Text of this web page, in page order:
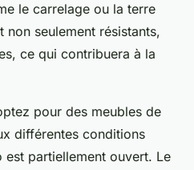
le carrelage ou la terre
non seulement résistants,
ce qui contribuera à la
pour des meubles de
différentes conditions
partiellement ouvert. Le